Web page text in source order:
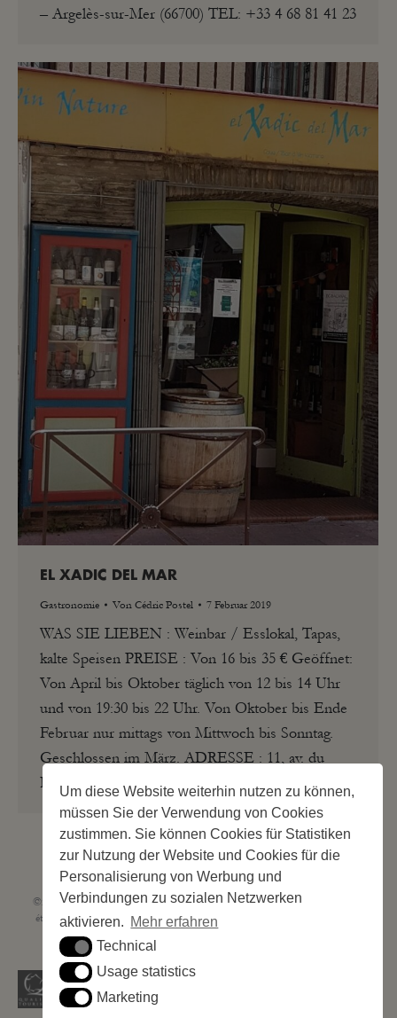
Um diese Website weiterhin nutzen zu können,
müssen Sie der Verwendung von Cookies
zustimmen. Sie können Cookies für Statistiken
zur Nutzung der Website und Cookies für die
Personalisierung von Werbung und
Verbindungen zu sozialen Netzwerken
aktivieren. Mehr erfahren
TechnicalTechnical
Usage statistics
Usage statistics
MarketingMarketing
– Argelès-sur-Mer (66700) TEL: +33 4 68 81 41 23
EL XADIC DEL MAR
Gastronomie Von Cédric Postel 7 Februar 2019
WAS SIE LIEBEN : Weinbar / Esslokal, Tapas,
kalte Speisen PREISE : Von 16 bis 35 € Geöffnet:
Von April bis Oktober täglich von 12 bis 14 Uhr
und von 19:30 bis 22 Uhr. Von Oktober bis Ende
Februar nur mittags von Mittwoch bis Sonntag.
Geschlossen im März. ADRESSE : 11, av. du
Puig–del-Mas –…
©2023 Les Criques de Porteils | SIRET: 539 925 636 00026 - Classement 5
étoiles Tourisme N° C66-001852-002 du 5 août 2021 - 247 Emplacements